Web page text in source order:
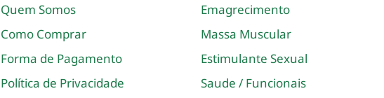
Quem Somos
Como Comprar
Forma de Pagamento
Política de Privacidade
Emagrecimento
Massa Muscular
Estimulante Sexual
Saude / Funcionais